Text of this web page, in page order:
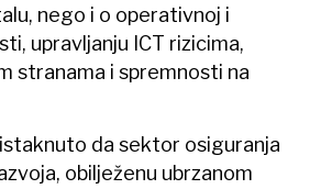
nego i o operativnoj i
upravljanju ICT rizicima,
stranama i spremnosti na
da sektor osiguranja
obilježenu ubrzanom